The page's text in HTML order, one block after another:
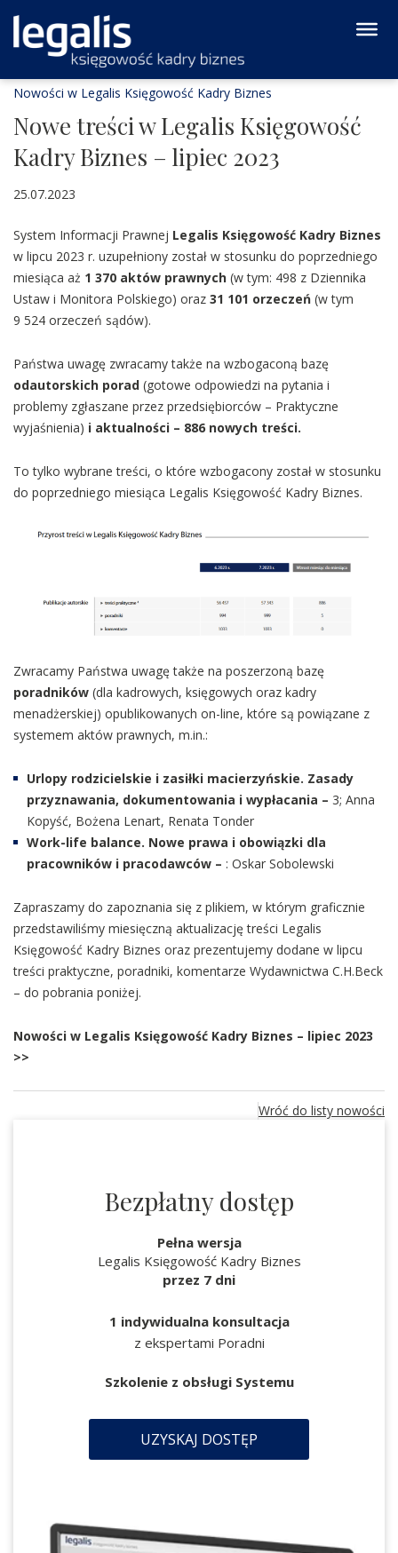
Nowości w Legalis Księgowość Kadry Biznes
Nowe treści w Legalis Księgowość
Kadry Biznes – lipiec 2023
25.07.2023
System Informacji Prawnej Legalis Księgowość Kadry Biznes
w lipcu 2023 r. uzupełniony został w stosunku do poprzedniego
miesiąca aż 1 370 aktów prawnych (w tym: 498 z Dziennika
Ustaw i Monitora Polskiego) oraz 31 101 orzeczeń (w tym
9 524 orzeczeń sądów).
Państwa uwagę zwracamy także na wzbogaconą bazę
odautorskich porad (gotowe odpowiedzi na pytania i
problemy zgłaszane przez przedsiębiorców – Praktyczne
wyjaśnienia) i aktualności – 886 nowych treści.
To tylko wybrane treści, o które wzbogacony został w stosunku
do poprzedniego miesiąca Legalis Księgowość Kadry Biznes.
Zwracamy Państwa uwagę także na poszerzoną bazę
poradników (dla kadrowych, księgowych oraz kadry
menadżerskiej) opublikowanych on-line, które są powiązane z
systemem aktów prawnych, m.in.:
Urlopy rodzicielskie i zasiłki macierzyńskie. Zasady
przyznawania, dokumentowania i wypłacania – 3; Anna
Kopyść, Bożena Lenart, Renata Tonder
Work-life balance. Nowe prawa i obowiązki dla
pracowników i pracodawców – : Oskar Sobolewski
Zapraszamy do zapoznania się z plikiem, w którym graficznie
przedstawiliśmy miesięczną aktualizację treści Legalis
Księgowość Kadry Biznes oraz prezentujemy dodane w lipcu
treści praktyczne, poradniki, komentarze Wydawnictwa C.H.Beck
– do pobrania poniżej.
Nowości w Legalis Księgowość Kadry Biznes – lipiec 2023
>>
Wróć do listy nowości
Bezpłatny dostęp
Pełna wersja
Legalis Księgowość Kadry Biznes
przez 7 dni
1 indywidualna konsultacja
z ekspertami Poradni
Szkolenie z obsługi Systemu
UZYSKAJ DOSTĘP